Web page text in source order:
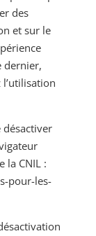
des
et sur le
dernier,
la CNIL :
pour-les-